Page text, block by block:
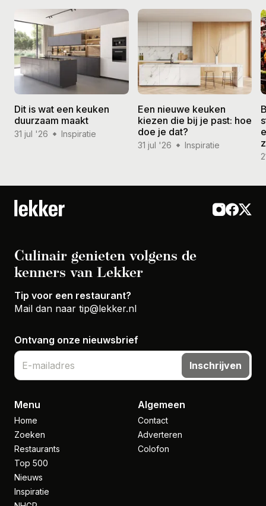
Dit is wat een keuken
duurzaam maakt
31 jul '26 Inspiratie
Een nieuwe keuken
kiezen die bij je past: hoe
doe je dat?
31 jul '26 Inspiratie
Culinair genieten volgens de
kenners van Lekker
Tip voor een restaurant?
Mail dan naar tip@lekker.nl
Ontvang onze nieuwsbrief
Inschrijven
Menu
Home
Zoeken
Restaurants
Top 500
Nieuws
Inspiratie
Algemeen
Contact
Adverteren
Colofon